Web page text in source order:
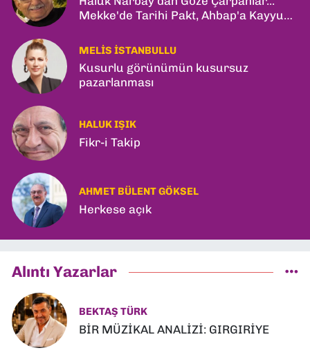
Mekke'de Tarihi Pakt, Ahbap'a Kayyum
MELIS İSTANBULLU
Kusurlu görünümün kusursuz
pazarlanması
HALUK IŞIK
Fikr-i Takip
AHMET BÜLENT GÖKSEL
Herkese açık
Alıntı Yazarlar
BEKTAŞ TÜRK
BİR MÜZİKAL ANALİZİ: GIRGIRİYE